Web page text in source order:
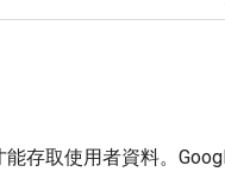
存取使用者資料。